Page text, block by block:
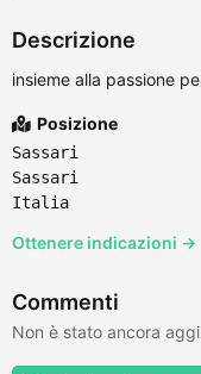
Descrizione
insieme alla passione
Posizione
Sassari
Sassari
Italia
Ottenere indicazioni →
Commenti
Non è stato ancora